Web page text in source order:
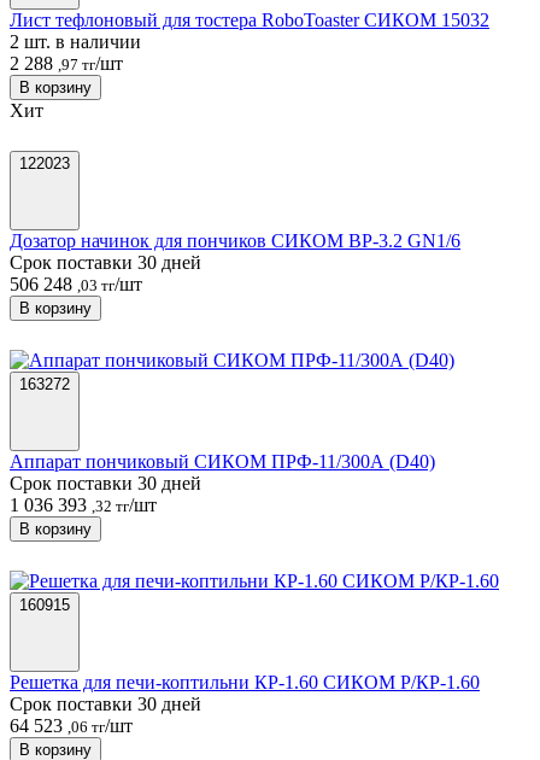
Лист тефлоновый для тостера RoboToaster СИКОМ 15032
2 шт. в наличии
2 288 ,97 тг/шт
В корзину
Хит
122023
Дозатор начинок для пончиков СИКОМ ВР-3.2 GN1/6
Срок поставки 30 дней
506 248 ,03 тг/шт
В корзину
163272
Аппарат пончиковый СИКОМ ПРФ-11/300А (D40)
Срок поставки 30 дней
1 036 393 ,32 тг/шт
В корзину
160915
Решетка для печи-коптильни КР-1.60 СИКОМ Р/КР-1.60
Срок поставки 30 дней
64 523 ,06 тг/шт
В корзину